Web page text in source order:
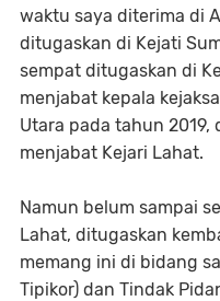
waktu saya diterima di
ditugaskan di Kejati
sempat ditugaskan di
menjabat kepala
Utara pada tahun 2019,
menjabat Kejari Lahat.
Namun belum sampai
Lahat, ditugaskan
memang ini di bidang
Tipikor) dan Tindak